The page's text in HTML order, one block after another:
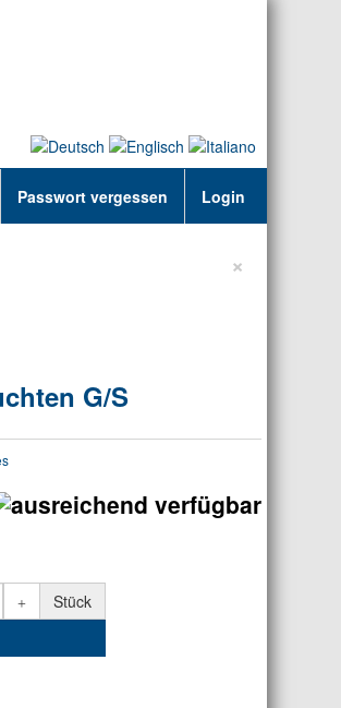
Passwort vergessen Login
×
G/S
Stück